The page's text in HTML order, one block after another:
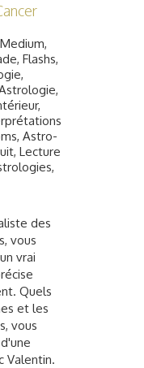
Medium,
Flashs,
Astro-
Lecture
des
vous
vrai
Quels
et les
vous
Valentin.